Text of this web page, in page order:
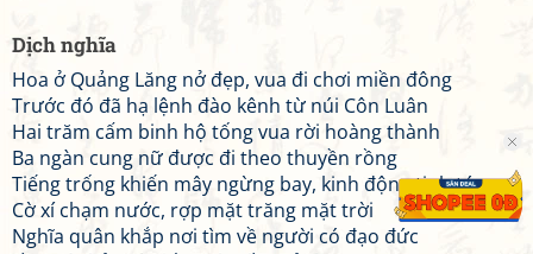
Dịch nghĩa
Hoa ở Quảng Lăng nở đẹp, vua đi chơi miền đông
Trước đó đã hạ lệnh đào kênh từ núi Côn Luân
Hai trăm cấm binh hộ tống vua rời hoàng thành
Ba ngàn cung nữ được đi theo thuyền rồng
Tiếng trống khiến mây ngừng bay, kinh động tinh tú
Cờ xí chạm nước, rợp mặt trăng mặt trời
Nghĩa quân khắp nơi tìm về người có đạo đức